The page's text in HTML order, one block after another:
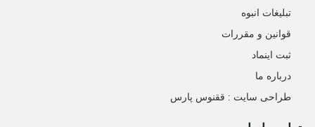
تبلیغات انبوه
قوانین و مقررات
ثبت اینماد
درباره ما
طراحی سایت : ققنوس پارس